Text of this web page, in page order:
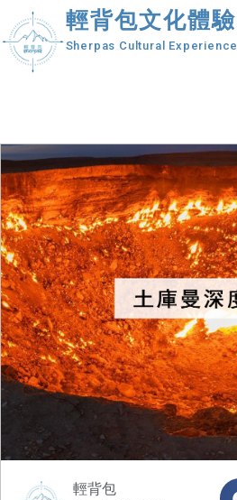
輕背包文化體驗
Sherpas Cultural Experience
輕背包